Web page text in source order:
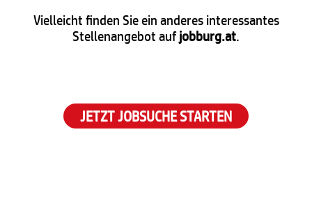
Vielleicht finden Sie ein anderes interessantes
Stellenangebot aufjobburg.at.
JETZT JOBSUCHE STARTEN